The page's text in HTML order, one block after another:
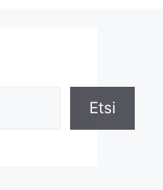
Etsi